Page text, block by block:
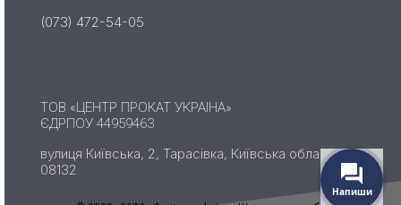
(073) 472-54-05
ТОВ «ЦЕНТР ПРОКАТ УКРАІНА»
ЄДРПОУ 44959463
вулиця Київська, 2, Тарасівка, Київська область,
08132
Напиши